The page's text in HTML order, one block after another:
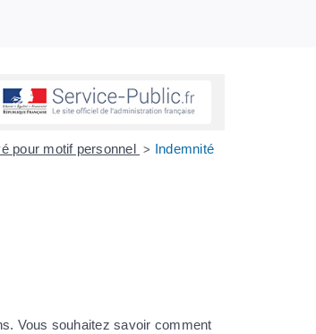
pour motif personnel > Indemnité
Vous souhaitez savoir comment